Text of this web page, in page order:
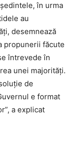
în urma
au
desemnează
propunerii făcute
întrevede în
unei majorități.
de
e format
a explicat